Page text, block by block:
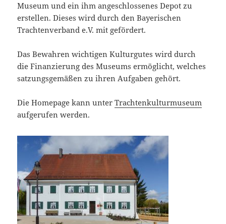
Museum und ein ihm angeschlossenes Depot zu
erstellen. Dieses wird durch den Bayerischen
Trachtenverband e.V. mit gefördert.
Das Bewahren wichtigen Kulturgutes wird durch
die Finanzierung des Museums ermöglicht, welches
satzungsgemäßen zu ihren Aufgaben gehört.
Die Homepage kann unterTrachtenkulturmuseum
aufgerufen werden.